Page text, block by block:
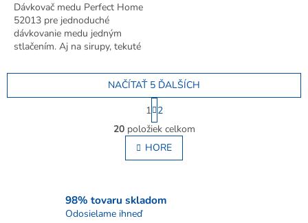
Dávkovač medu Perfect Home
52013 pre jednoduché
dávkovanie medu jedným
stlačením. Aj na sirupy, tekuté
O
v
l
á
c
NAČÍTAŤ 5 ĎALŠÍCH
S
t
r
á
n
k
a
n
1 2
20položiek celkom
HORE
98% tovaru skladom
Odosielame ihneď